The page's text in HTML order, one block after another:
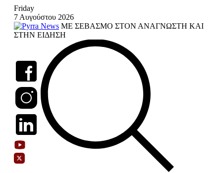
Skip
content
Friday
7 Αυγούστου 2026
ΜΕ ΣΕΒΑΣΜΟ ΣΤΟΝ ΑΝΑΓΝΩΣΤΗ ΚΑΙ
ΣΤΗΝ ΕΙΔΗΣΗ